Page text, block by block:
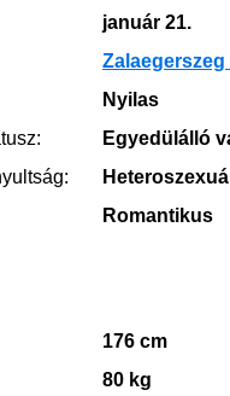
január 21.
Nyilas
Egyedülálló
Romantikus
176 cm
80 kg